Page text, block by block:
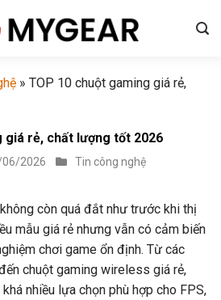
» TOP 10 chuột gaming giá rẻ,
giá rẻ, chất lượng tốt 2026
2026 Tin công nghệ
còn quá đắt như trước khi thị
mẫu giá rẻ nhưng vẫn có cảm biến
chơi game ổn định. Từ các
chuột gaming wireless giá rẻ,
nhiều lựa chọn phù hợp cho FPS,